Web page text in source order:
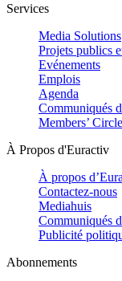
Services
Media Solutions
Projets publics
Evénements
Emplois
Agenda
Communiqués
Members’ Circle
À Propos d'Euractiv
À propos
Contactez-nous
Mediahuis
Communiqués
Publicité
Abonnements